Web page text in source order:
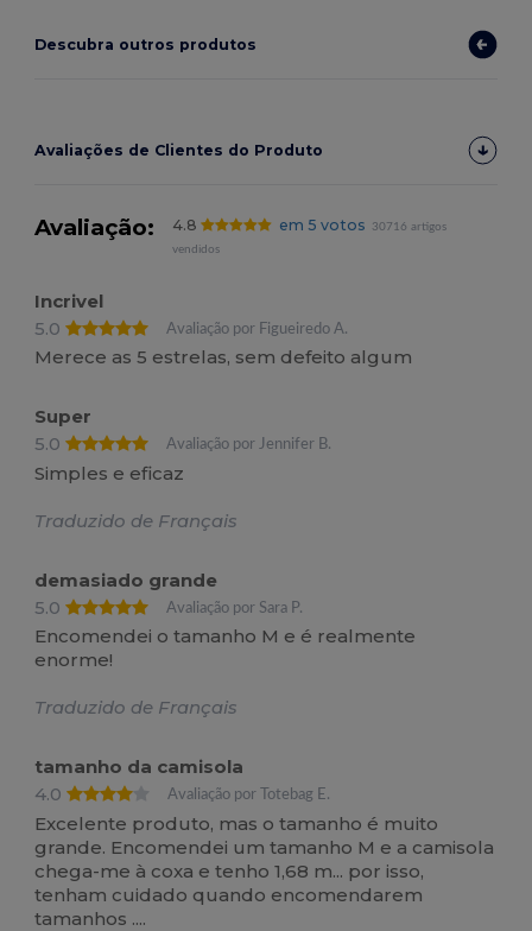
Descubra outros produtos
Avaliações de Clientes do Produto
Avaliação: 4.8 em 5 votos
30716 artigos
vendidos
Incrivel
5.0
Avaliação por Figueiredo A.
Merece as 5 estrelas, sem defeito algum
Super
5.0
Avaliação por Jennifer B.
Simples e eficaz
Traduzido de Français
demasiado grande
5.0
Avaliação por Sara P.
Encomendei o tamanho M e é realmente
enorme!
Traduzido de Français
tamanho da camisola
4.0
Avaliação por Totebag E.
Excelente produto, mas o tamanho é muito
grande. Encomendei um tamanho M e a camisola
chega-me à coxa e tenho 1,68 m... por isso,
tenham cuidado quando encomendarem
tamanhos ....